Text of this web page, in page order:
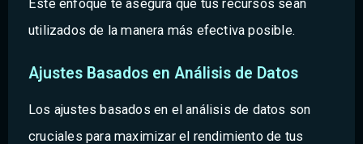
Este enfoque te asegura que tus recursos sean
utilizados de la manera más efectiva posible.
Ajustes Basados en Análisis de Datos
Los ajustes basados en el análisis de datos son
cruciales para maximizar el rendimiento de tus